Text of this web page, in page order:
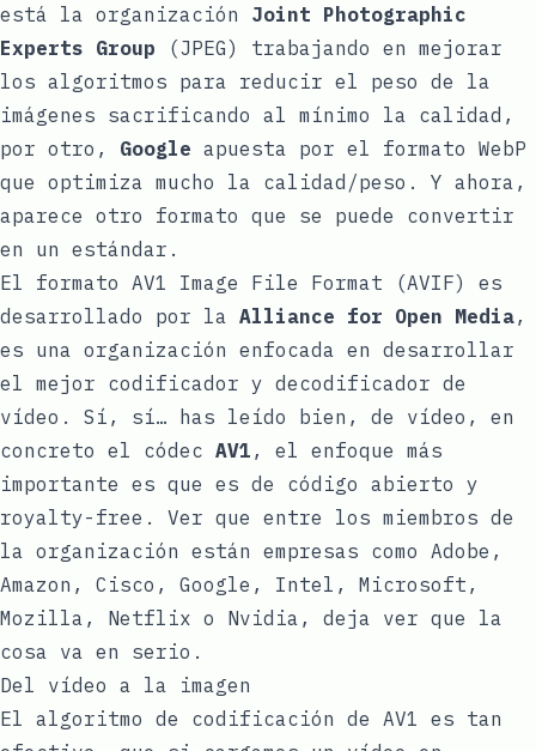
está la organización Joint Photographic
Experts Group (JPEG) trabajando en mejorar
los algoritmos para reducir el peso de la
imágenes sacrificando al mínimo la calidad,
por otro, Google apuesta por el formato WebP
que optimiza mucho la calidad/peso. Y ahora,
aparece otro formato que se puede convertir
en un estándar.
El formato AV1 Image File Format (AVIF) es
desarrollado por la Alliance for Open Media,
es una organización enfocada en desarrollar
el mejor codificador y decodificador de
vídeo. Sí, sí… has leído bien, de vídeo, en
concreto el códec AV1 , el enfoque más
importante es que es de código abierto y
royalty-free. Ver que entre los miembros de
la organización están empresas como Adobe,
Amazon, Cisco, Google, Intel, Microsoft,
Mozilla, Netflix o Nvidia, deja ver que la
cosa va en serio.
Del vídeo a la imagen
El algoritmo de codificación de AV1 es tan